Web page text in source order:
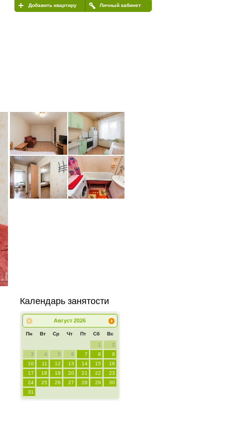
Личный кабинет
Добавить квартиру
Календарь занятости
Август 2026
Пн Вт Ср Чт Пт Сб Вс
1
2
3
4 5 6 7 8
9
10
11 12 13 14 15
16
17
18 19 20 21 22
23
24
25 26 27 28 29
30
31